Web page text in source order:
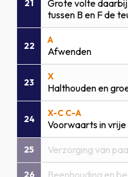
21
Grote volte
tussen B en F de
22
A
Afwenden
23
X
Halthouden en
24
X-C C-A
Voorwaarts in
25 Verzorging van
26 Beenhouding en